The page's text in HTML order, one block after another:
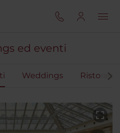
ed eventi
Weddings Ristoranti